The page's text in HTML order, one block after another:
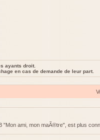
ayants droit.
en cas de demande de leur part.
"Mon ami, mon maÃ®tre", est plus